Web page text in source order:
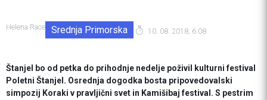
Helena Race Srednja Primorska 10. 08. 2018, 6:08
Štanjel bo od petka do prihodnje nedelje poživil kulturni festival
Poletni Štanjel. Osrednja dogodka bosta pripovedovalski
simpozij Koraki v pravljični svet in Kamišibaj festival. S pestrim